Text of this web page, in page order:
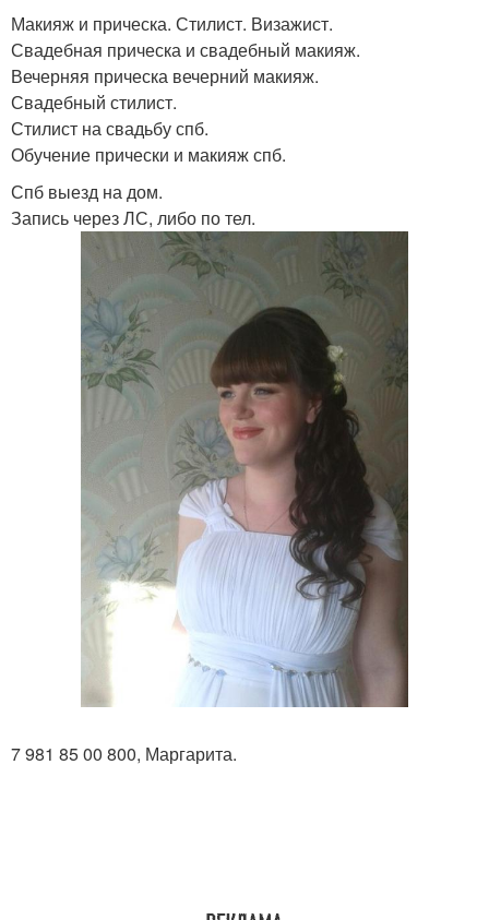
Макияж и прическа. Стилист. Визажист.
Свадебная прическа и свадебный макияж.
Вечерняя прическа вечерний макияж.
Свадебный стилист.
Стилист на свадьбу спб.
Обучение прически и макияж спб.
Спб выезд на дом.
Запись через ЛС, либо по тел.
7 981 85 00 800, Маргарита.